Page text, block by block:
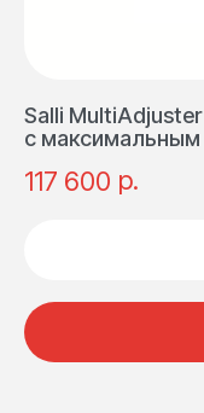
Salli
с максимальным
117 600 р.